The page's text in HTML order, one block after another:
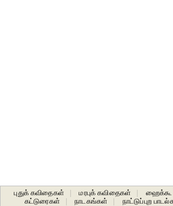
புதுக் கவிதைகள் மரபுக் கவிதைகள் ஹைக்கூ
கட்டுரைகள்
நாடகங்கள் நாட்டுப்புற